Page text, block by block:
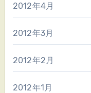
2012年4月
2012年3月
2012年2月
2012年1月